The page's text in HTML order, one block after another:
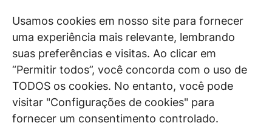
Usamos cookies em nosso site para fornecer
uma experiência mais relevante, lembrando
suas preferências e visitas. Ao clicar em
“Permitir todos”, você concorda com o uso de
TODOS os cookies. No entanto, você pode
visitar "Configurações de cookies" para
fornecer um consentimento controlado.
juristas e doutrinadores nacionais, se posicionam
diante de questões relevantes do cotidiano e
universo jurídico.